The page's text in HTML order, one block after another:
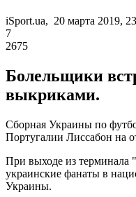
iSport.ua, 20 марта 2019,
7
2675
Болельщики
выкриками.
Сборная Украины по
Португалии Лиссабон на
При выходе из терминала
украинские фанаты в
Украины.